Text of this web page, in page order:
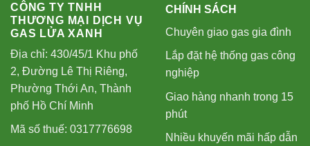
CÔNG TY TNHH
THƯƠNG MẠI DỊCH VỤ
GAS LỬA XANH
Địa chỉ: 430/45/1 Khu phố
2, Đường Lê Thị Riêng,
Phường Thới An, Thành
phố Hồ Chí Minh
Mã số thuế: 0317776698
CHÍNH SÁCH
Chuyên giao gas gia đình
Lắp đặt hệ thống gas công
nghiệp
Giao hàng nhanh trong 15
phút
Nhiều khuyến mãi hấp dẫn